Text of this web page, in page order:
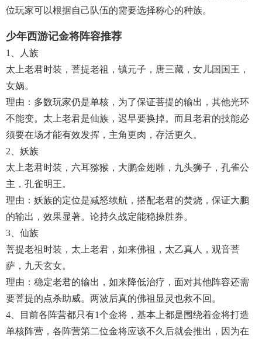
位玩家可以根据自己队伍的需要选择称心的种族。
少年西游记金将阵容推荐
1、人族
太上老君时装，菩提老祖，镇元子，唐三藏，女儿国国王，
女娲。
理由：多数玩家仍是单核，为了保证菩提的输出，其他光环
不能变。太上老君是仙族，迟早要换掉。而且老君的技能必
须要在场才能有效发挥，主角更肉，存活更久。
2、妖族
太上老君时装，六耳猕猴，大鹏金翅雕，九头狮子，孔雀公
主，孔雀明王。
理由：妖族的定位是减怒续航，搭配老君的焚烧，保证大鹏
的输出，效果显著。论持久战定能稳操胜券。
3、仙族
菩提老祖时装，太上老君，如来佛祖，太乙真人，观音菩
萨，九天玄女。
理由：稳定老君的输出，如来降低治疗，面对其他阵容还需
要菩提的点杀助威。两波后真的佛祖显灵也救不回。
4、目前各阵营都只有1个金将，基本上都是围绕着金将打造
单核阵营，各阵营第二位金将应该不久后就会推出，因为在